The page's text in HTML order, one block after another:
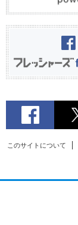
このサイトについて